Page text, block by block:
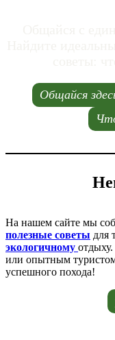
Общайся
На нашем сайте мы
полезные советы для
экологичному
или опытным
успешного похода!